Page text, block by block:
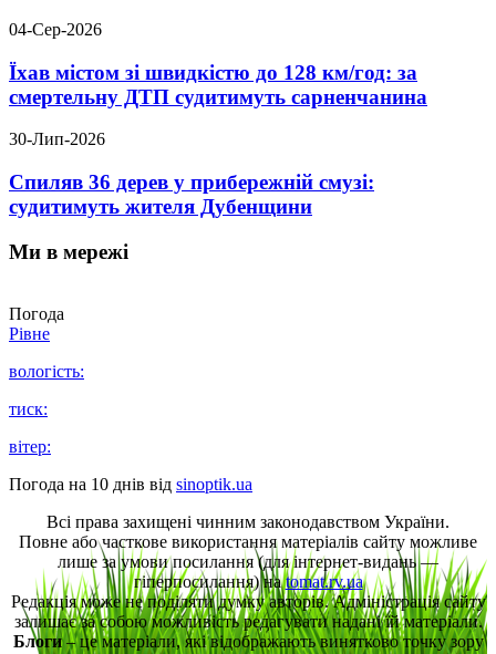
04-Сер-2026
Їхав містом зі швидкістю до 128 км/год: за
смертельну ДТП судитимуть сарненчанина
30-Лип-2026
Спиляв 36 дерев у прибережній смузі:
судитимуть жителя Дубенщини
Ми в мережі
Погода
Рівне
вологість:
тиск:
вітер:
Погода на 10 днів від sinoptik.ua
Всі права захищені чинним законодавством України.
Повне або часткове використання матеріалів сайту можливе
лише за умови посилання (для інтернет-видань —
гіперпосилання) наtomat.rv.ua
Редакція може не поділяти думку авторів. Адміністрація сайту
залишає за собою можливість редагувати надані їй матеріали.
Блоги– це матеріали, які відображають винятково точку зору